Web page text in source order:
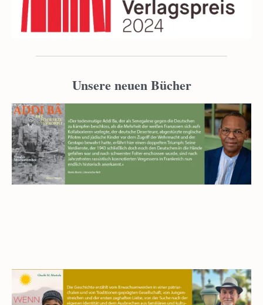
Unsere neuen Bücher